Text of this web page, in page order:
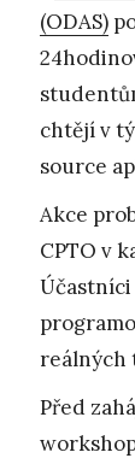
(ODAS)
chtějí v
source
Akce
CPTO v
reálných
Před